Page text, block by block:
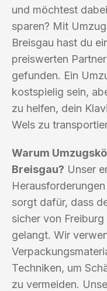
und möchtest
sparen? Mit
Breisgau hast du
preiswerten
gefunden. Ein
kostspielig sein,
zu helfen, dein
Wels zu
Warum
Breisgau? Unser
sorgt dafür, dass
sicher von
gelangt. Wir
Techniken, um
zu vermeiden.